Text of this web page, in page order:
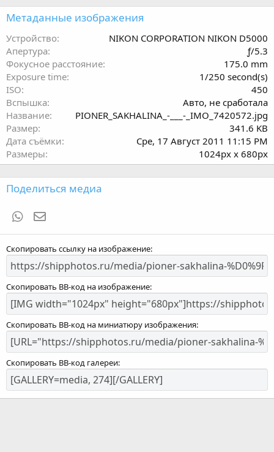
Метаданные изображения
Устройство
NIKON CORPORATION NIKON D5000
Апертура
ƒ/5.3
Фокусное расстояние
175.0 mm
Exposure time
1/250 second(s)
ISO
450
Вспышка
Авто, не сработала
Название
PIONER_SAKHALINA_-___-_IMO_7420572.jpg
Размер
341.6 KB
Дата съёмки
Сре, 17 Август 2011 11:15 PM
Размеры
1024px x 680px
Поделиться медиа
WhatsApp
Скопировать ссылку на изображение
Скопировать BB-код на изображение
Скопировать BB-код на миниатюру изображения
Скопировать BB-код галереи